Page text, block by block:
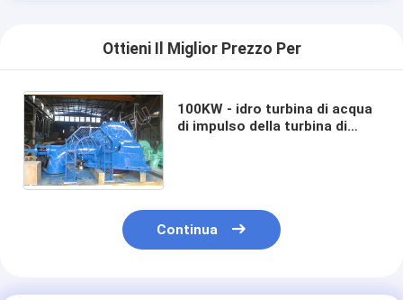
Ottieni Il Miglior Prezzo Per
100KW - idro turbina di acqua
di impulso della turbina di
Continua